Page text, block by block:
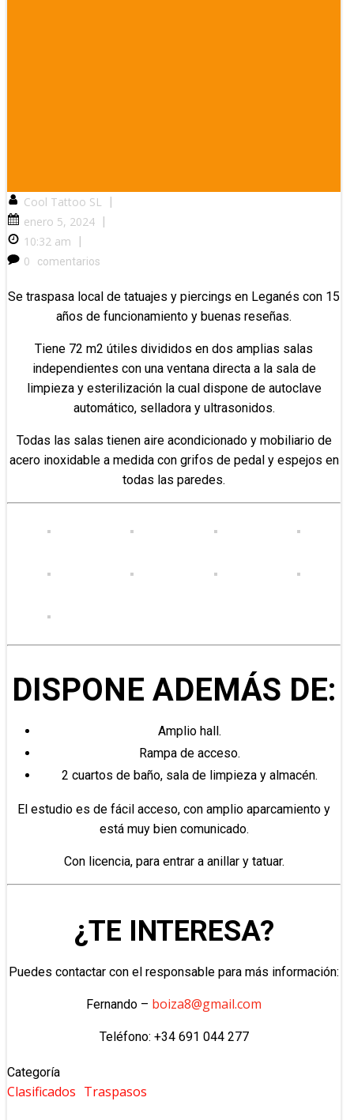
Cool Tattoo SL
|
enero 5, 2024 |
10:32 am
|
0
comentarios
Se traspasa local de tatuajes y piercings en Leganés con 15
años de funcionamiento y buenas reseñas.
Tiene 72 m2 útiles divididos en dos amplias salas
independientes con una ventana directa a la sala de
limpieza y esterilización la cual dispone de autoclave
automático, selladora y ultrasonidos.
Todas las salas tienen aire acondicionado y mobiliario de
acero inoxidable a medida con grifos de pedal y espejos en
todas las paredes.
DISPONE ADEMÁS DE:
Amplio hall.
Rampa de acceso.
2 cuartos de baño, sala de limpieza y almacén.
El estudio es de fácil acceso, con amplio aparcamiento y
está muy bien comunicado.
Con licencia, para entrar a anillar y tatuar.
¿TE INTERESA?
Puedes contactar con el responsable para más información:
Fernando – boiza8@gmail.com
Teléfono: +34 691 044 277
Categoría
Clasificados Traspasos